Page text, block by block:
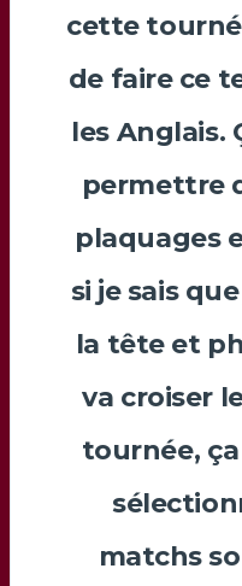
cette
de faire ce
les Anglais.
permettre
plaquages
si je sais
la tête et
va croiser
tournée,
matchs